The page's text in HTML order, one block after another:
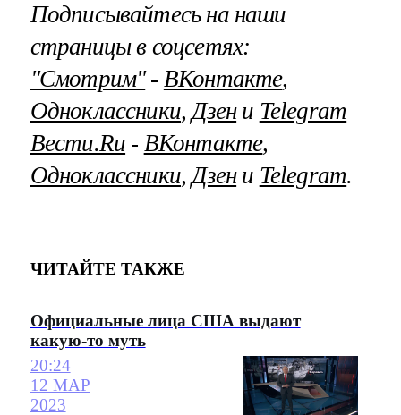
Подписывайтесь на наши
страницы в соцсетях:
"Смотрим"‐ ВКонтакте,
Одноклассники,Дзени Telegram
Вести.Ru ‐ ВКонтакте,
Одноклассники,Дзени Telegram.
ЧИТАЙТЕ ТАКЖЕ
Официальные лица США выдают
какую-то муть
20:24
12 МАР
2023